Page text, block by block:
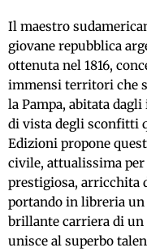
Il maestro
giovane repubblica
ottenuta nel 1816,
immensi territori che
la Pampa, abitata
di vista degli sconfitti
Edizioni propone
civile, attualissima
prestigiosa, arricchita
portando in libreria
brillante carriera di un
unisce al superbo